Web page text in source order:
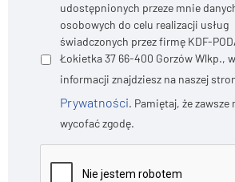
udostępnionych przeze mnie
osobowych do celu realizacji usług
świadczonych przez firmę KDF-
Łokietka 37 66-400 Gorzów Wlkp.,
informacji znajdziesz na naszej
Prywatności. Pamiętaj, że zawsze
wycofać zgodę.